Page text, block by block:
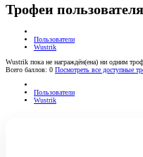
Трофеи
Пользователи
Wustrik
Wustrik пока не награждён(ена) ни одним
Всего баллов: 0 Посмотреть все доступные
Пользователи
Wustrik